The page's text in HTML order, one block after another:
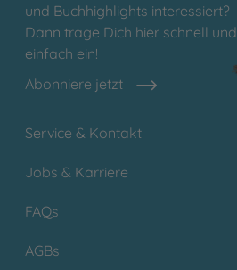
und Buchhighlights interessiert?
Dann trage Dich hier schnell und
einfach ein!
Abonniere jetzt
Service & Kontakt
Jobs & Karriere
FAQs
AGBs